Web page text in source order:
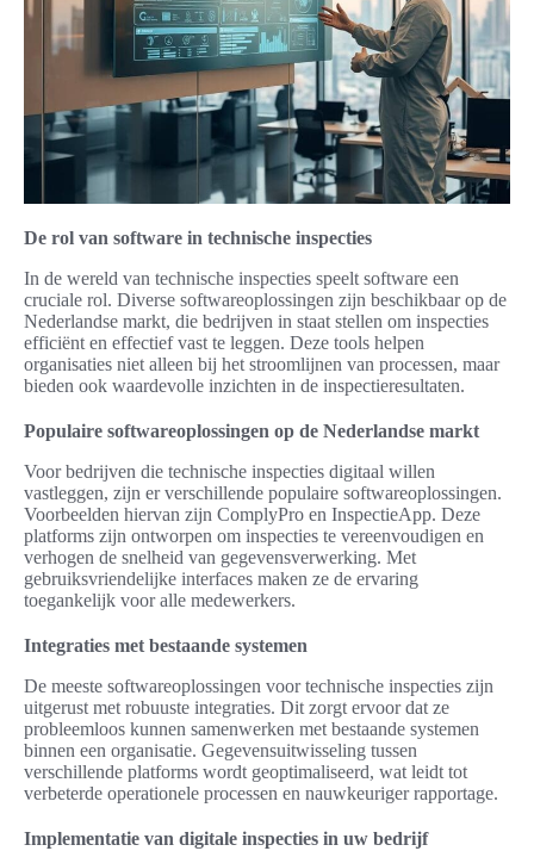
De rol van software in technische inspecties
In de wereld van technische inspecties speelt software een
cruciale rol. Diverse softwareoplossingen zijn beschikbaar op de
Nederlandse markt, die bedrijven in staat stellen om inspecties
efficiënt en effectief vast te leggen. Deze tools helpen
organisaties niet alleen bij het stroomlijnen van processen, maar
bieden ook waardevolle inzichten in de inspectieresultaten.
Populaire softwareoplossingen op de Nederlandse markt
Voor bedrijven die technische inspecties digitaal willen
vastleggen, zijn er verschillende populaire softwareoplossingen.
Voorbeelden hiervan zijn ComplyPro en InspectieApp. Deze
platforms zijn ontworpen om inspecties te vereenvoudigen en
verhogen de snelheid van gegevensverwerking. Met
gebruiksvriendelijke interfaces maken ze de ervaring
toegankelijk voor alle medewerkers.
Integraties met bestaande systemen
De meeste softwareoplossingen voor technische inspecties zijn
uitgerust met robuuste integraties. Dit zorgt ervoor dat ze
probleemloos kunnen samenwerken met bestaande systemen
binnen een organisatie. Gegevensuitwisseling tussen
verschillende platforms wordt geoptimaliseerd, wat leidt tot
verbeterde operationele processen en nauwkeuriger rapportage.
Implementatie van digitale inspecties in uw bedrijf